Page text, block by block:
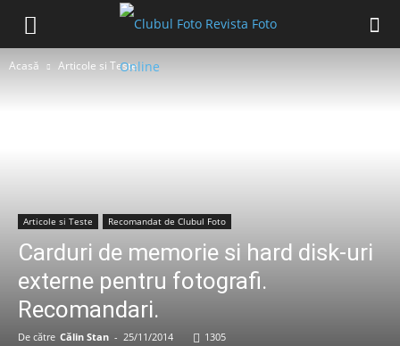
Acasă Articole si Teste
Articole si Teste Recomandat de Clubul Foto
Carduri de memorie si hard disk-uri
externe pentru fotografi.
Recomandari.
De către Călin Stan - 25/11/2014 1305